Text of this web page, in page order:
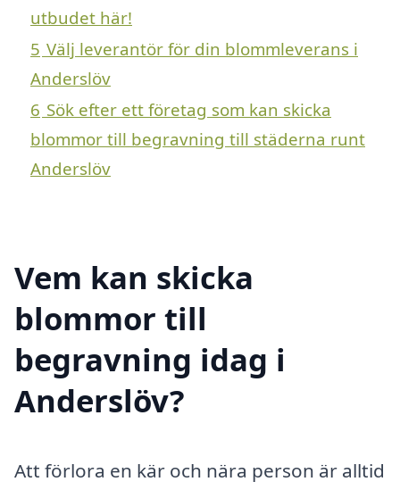
utbudet här!
5 Välj leverantör för din blommleverans i
Anderslöv
6 Sök efter ett företag som kan skicka
blommor till begravning till städerna runt
Anderslöv
Vem kan skicka
blommor till
begravning idag i
Anderslöv?
Att förlora en kär och nära person är alltid